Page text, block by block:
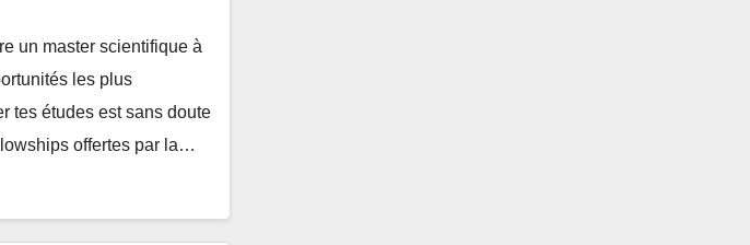
un master scientifique à
les plus
tes études est sans doute
offertes par la…